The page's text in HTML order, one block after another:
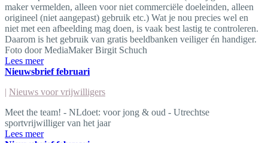
maker vermelden, alleen voor niet commerciële doeleinden, alleen
origineel (niet aangepast) gebruik etc.) Wat je nou precies wel en
niet met een afbeelding mag doen, is vaak best lastig te controleren.
Daarom is het gebruik van gratis beeldbanken veiliger én handiger.
Foto door MediaMaker Birgit Schuch
Lees meer
Nieuwsbrief februari
| Nieuws voor vrijwilligers
Meet the team! - NLdoet: voor jong & oud - Utrechtse
sportvrijwilliger van het jaar
Lees meer